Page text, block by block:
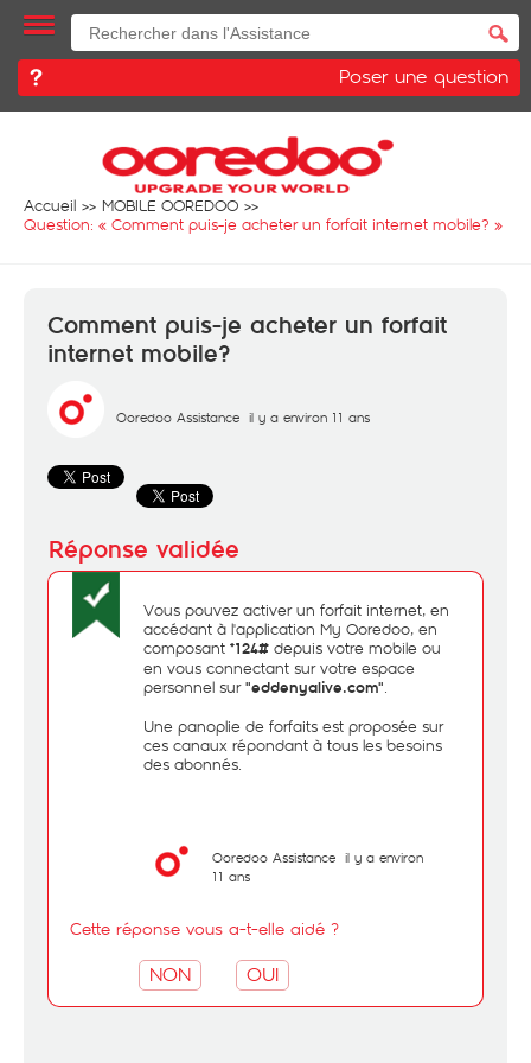
Poser une question
Accueil
MOBILE OOREDOO
Question: « Comment puis-je acheter un forfait internet mobile? »
Comment puis-je acheter un forfait
internet mobile?
Ooredoo Assistance il y a environ 11 ans
Vous pouvez activer un forfait internet, en
accédant à l'application My Ooredoo, en
composant *124# depuis votre mobile ou
en vous connectant sur votre espace
personnel sur"eddenyalive.com".
Une panoplie de forfaits est proposée sur
ces canaux répondant à tous les besoins
des abonnés.
Ooredoo Assistance il y a environ
11 ans
Cette réponse vous a-t-elle aidé ?
NON OUI